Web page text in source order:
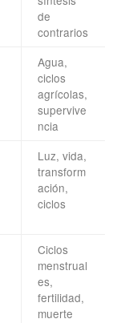
de
contrarios
Agua,
ciclos
agrícolas,
supervive
ncia
Luz, vida,
transform
ación,
ciclos
Ciclos
menstrual
es,
fertilidad,
muerte